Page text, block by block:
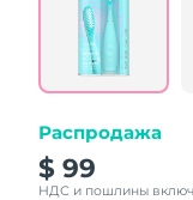
Reviews.
Same
page
Распродажа
$ 99
НДС и пошлины